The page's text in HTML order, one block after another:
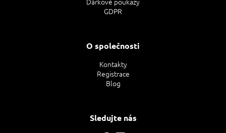
GDPR
O společnosti
Kontakty
Registrace
Blog
Sledujte nás